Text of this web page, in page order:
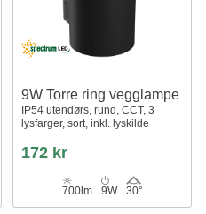
9W Torre ring vegglampe
IP54 utendørs, rund, CCT, 3
lysfarger, sort, inkl. lyskilde
172 kr
700lm 9W 30°